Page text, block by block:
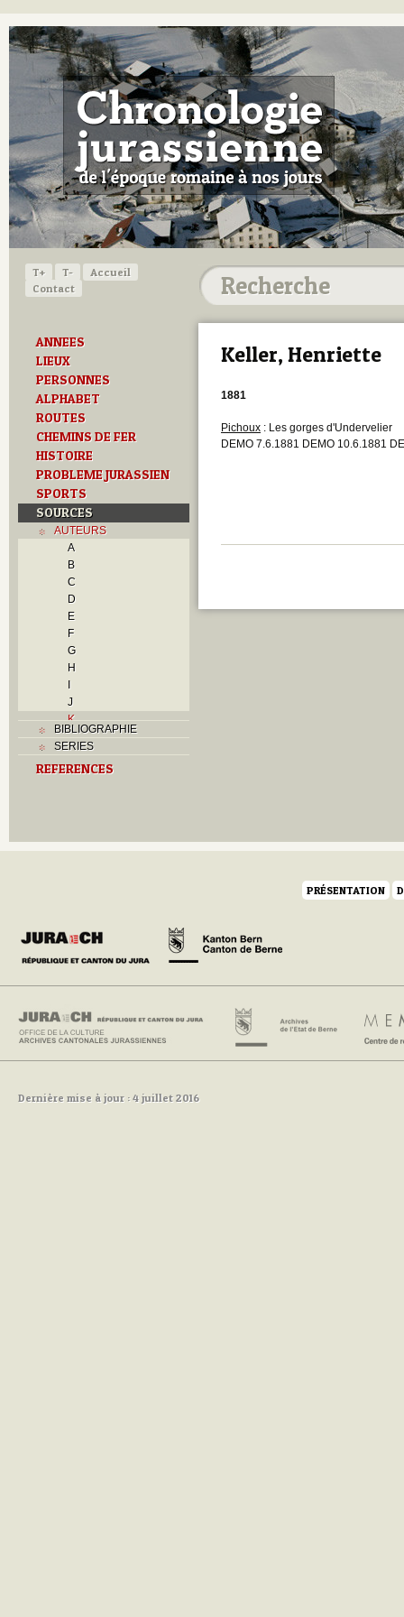
T+ T-
Accueil
Contact
ANNEES
LIEUX
PERSONNES
ALPHABET
ROUTES
CHEMINS DE FER
HISTOIRE
PROBLEME JURASSIEN
SPORTS
SOURCES
AUTEURS
A
B
C
D
E
F
G
H
I
J
K
L
M
N
S
Y
Z
BIBLIOGRAPHIE
SERIES
REFERENCES
Keller, Henriette
1881
Pichoux : Les gorges d'Undervelier
DEMO 7.6.1881 DEMO 10.6.1881
PRÉSENTATION
Dernière mise à jour : 4 juillet 2016